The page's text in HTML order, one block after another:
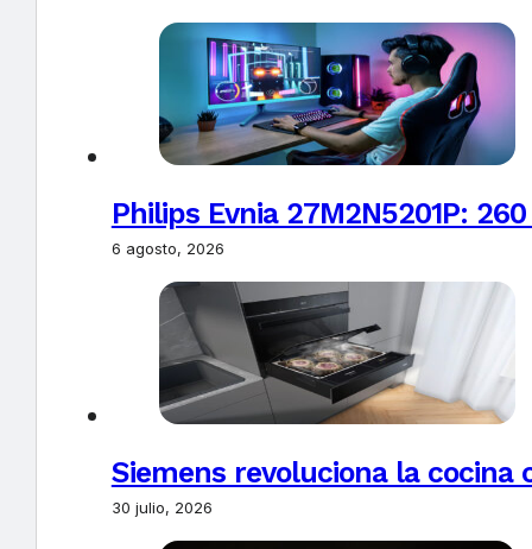
Philips Evnia 27M2N5201P:
6 agosto, 2026
Siemens revoluciona la
30 julio, 2026